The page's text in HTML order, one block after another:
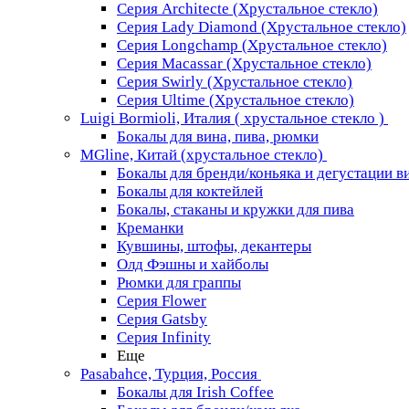
Серия Architecte (Хрустальное стекло)
Серия Lady Diamond (Хрустальное стекло)
Серия Longchamp (Хрустальное стекло)
Серия Macassar (Хрустальное стекло)
Серия Swirly (Хрустальное стекло)
Серия Ultime (Хрустальное стекло)
Luigi Bormioli, Италия ( хрустальное стекло )
Бокалы для вина, пива, рюмки
MGline, Китай (хрустальное стекло)
Бокалы для бренди/коньяка и дегустации
Бокалы для коктейлей
Бокалы, стаканы и кружки для пива
Креманки
Кувшины, штофы, декантеры
Олд Фэшны и хайболы
Рюмки для граппы
Серия Flower
Серия Gatsby
Серия Infinity
Еще
Pasabahce, Турция, Россия
Бокалы для Irish Coffee